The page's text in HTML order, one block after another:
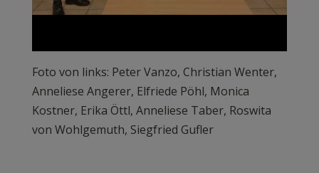
Foto von links: Peter Vanzo, Christian Wenter,
Anneliese Angerer, Elfriede Pöhl, Monica
Kostner, Erika Öttl, Anneliese Taber, Roswita
von Wohlgemuth, Siegfried Gufler